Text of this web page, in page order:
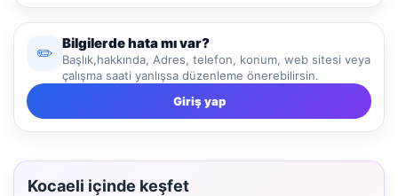
✏️
Bilgilerde hata mı var?
Başlık,hakkında, Adres, telefon, konum, web sitesi veya
çalışma saati yanlışsa düzenleme önerebilirsin.
Giriş yap
Kocaeli içinde keşfet